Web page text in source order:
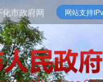
化市政府网 网站支持